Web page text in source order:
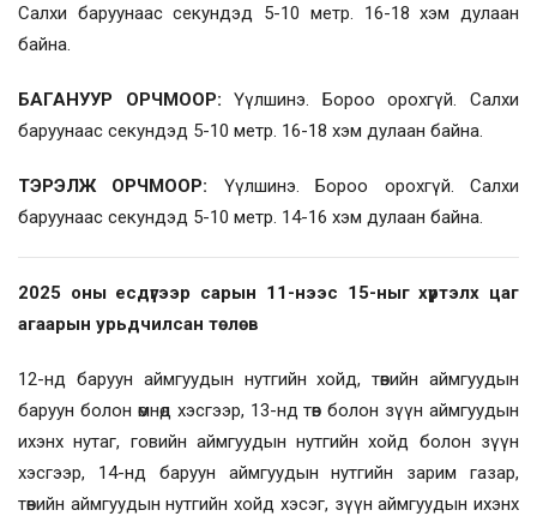
Салхи баруунаас секундэд 5-10 метр. 16-18 хэм дулаан
байна.
БАГАНУУР ОРЧМООР: Үүлшинэ. Бороо орохгүй. Салхи
баруунаас секундэд 5-10 метр. 16-18 хэм дулаан байна.
ТЭРЭЛЖ ОРЧМООР: Үүлшинэ. Бороо орохгүй. Салхи
баруунаас секундэд 5-10 метр. 14-16 хэм дулаан байна.
2025 оны есдүгээр сарын 11-нээс 15-ныг хүртэлх цаг
агаарын урьдчилсан төлөв
12-нд баруун аймгуудын нутгийн хойд, төвийн аймгуудын
баруун болон өмнөд хэсгээр, 13-нд төв болон зүүн аймгуудын
ихэнх нутаг, говийн аймгуудын нутгийн хойд болон зүүн
хэсгээр, 14-нд баруун аймгуудын нутгийн зарим газар,
төвийн аймгуудын нутгийн хойд хэсэг, зүүн аймгуудын ихэнх